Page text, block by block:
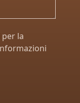
la